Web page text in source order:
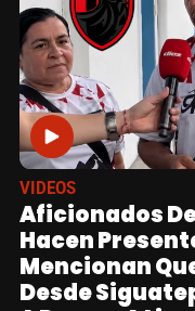
VIDEOS
Aficionados
Hacen
Mencionan
Desde